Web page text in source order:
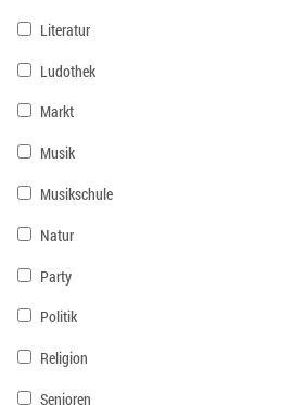
Literatur
Ludothek
Markt
Musik
Musikschule
Natur
Party
Politik
Religion
Senioren